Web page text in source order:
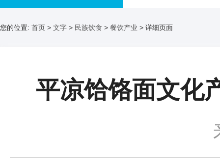
您的位置: 首页 > 文字 > 民族饮食 > 餐饮产业 > 详细页面
平凉饸饹面文化